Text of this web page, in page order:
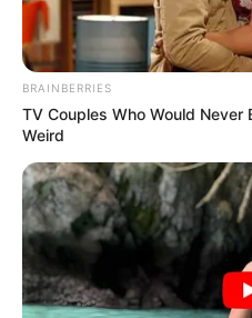
Κυριακή, 2 Οκτωβρίου 2022,
Συνέντευξη Alexander Dugin
ΕΠΕΙΓΟΝ: Στην απόφαση
ΑΠΑΓΟΡΕΥΣΗΣ rapid test από
τον Ε.Ο.Φ αναγράφεται
καθαρά ότι...
BRAINBERRIES
TV Couples Who Would Never
Weird